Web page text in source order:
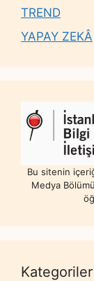
TREND
YAPAY ZEKÂ
Bu sitenin
Medya
Kategoriler